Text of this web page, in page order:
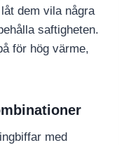
dem vila några
saftigheten.
för hög värme,
med